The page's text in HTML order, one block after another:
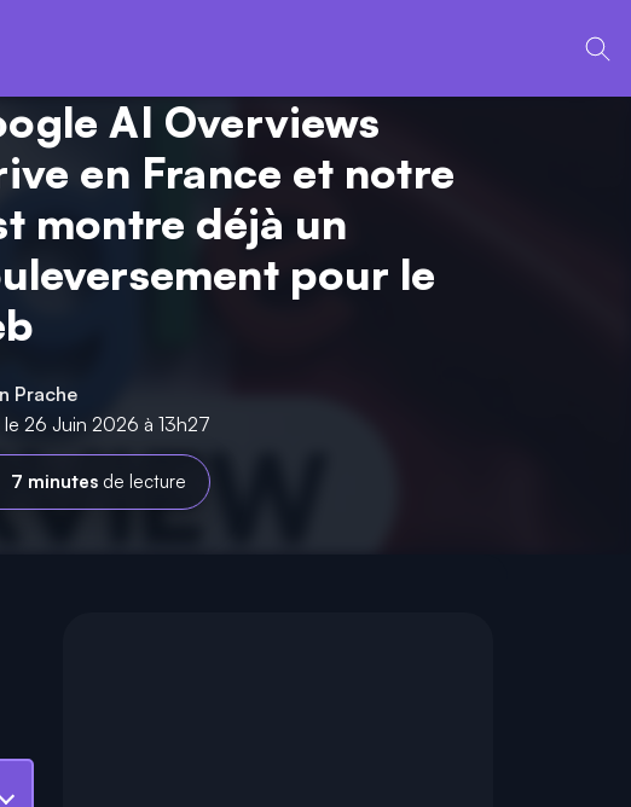
AI Overviews
en France et notre
montre déjà un
pour le
Prache
le 26 Juin 2026 à 13h27
7 minutes de lecture